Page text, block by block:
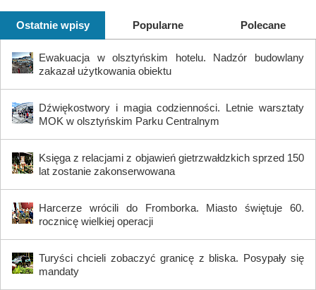
Ostatnie wpisy Popularne Polecane
Ewakuacja w olsztyńskim hotelu. Nadzór budowlany
zakazał użytkowania obiektu
Dźwiękostwory i magia codzienności. Letnie warsztaty
MOK w olsztyńskim Parku Centralnym
Księga z relacjami z objawień gietrzwałdzkich sprzed 150
lat zostanie zakonserwowana
Harcerze wrócili do Fromborka. Miasto świętuje 60.
rocznicę wielkiej operacji
Turyści chcieli zobaczyć granicę z bliska. Posypały się
mandaty